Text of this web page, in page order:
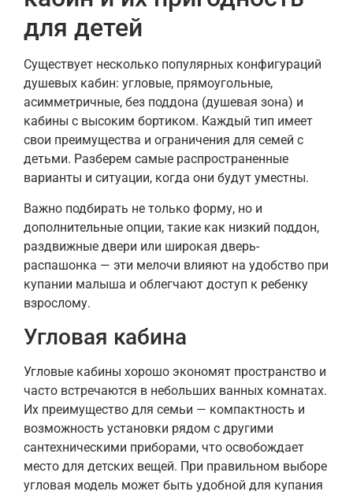
для детей
Существует несколько популярных конфигураций
душевых кабин: угловые, прямоугольные,
асимметричные, без поддона (душевая зона) и
кабины с высоким бортиком. Каждый тип имеет
свои преимущества и ограничения для семей с
детьми. Разберем самые распространенные
варианты и ситуации, когда они будут уместны.
Важно подбирать не только форму, но и
дополнительные опции, такие как низкий поддон,
раздвижные двери или широкая дверь-
распашонка — эти мелочи влияют на удобство при
купании малыша и облегчают доступ к ребенку
взрослому.
Угловая кабина
Угловые кабины хорошо экономят пространство и
часто встречаются в небольших ванных комнатах.
Их преимущество для семьи — компактность и
возможность установки рядом с другими
сантехническими приборами, что освобождает
место для детских вещей. При правильном выборе
угловая модель может быть удобной для купания